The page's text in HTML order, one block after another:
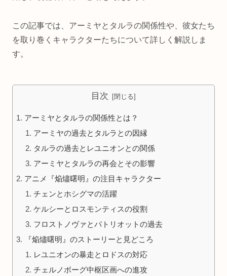
この記事では、アーミヤとタルラの関係性や、彼女たち
を取り巻くキャラクターたちについて詳しく解説しま
す。
目次
アーミヤとタルラの関係性とは？
アーミヤの過去とタルラとの因縁
タルラの過去とレユニオンとの関係
アーミヤとタルラの再会とその影響
アニメ『焔燼曙明』の注目キャラクター
チェンとホシグマの活躍
ケルシーとロスモンティスの役割
フロストノヴァとパトリオットの過去
『焔燼曙明』のストーリーと見どころ
レユニオンの暴走とロドスの対応
チェルノボーグ中枢区画への進攻